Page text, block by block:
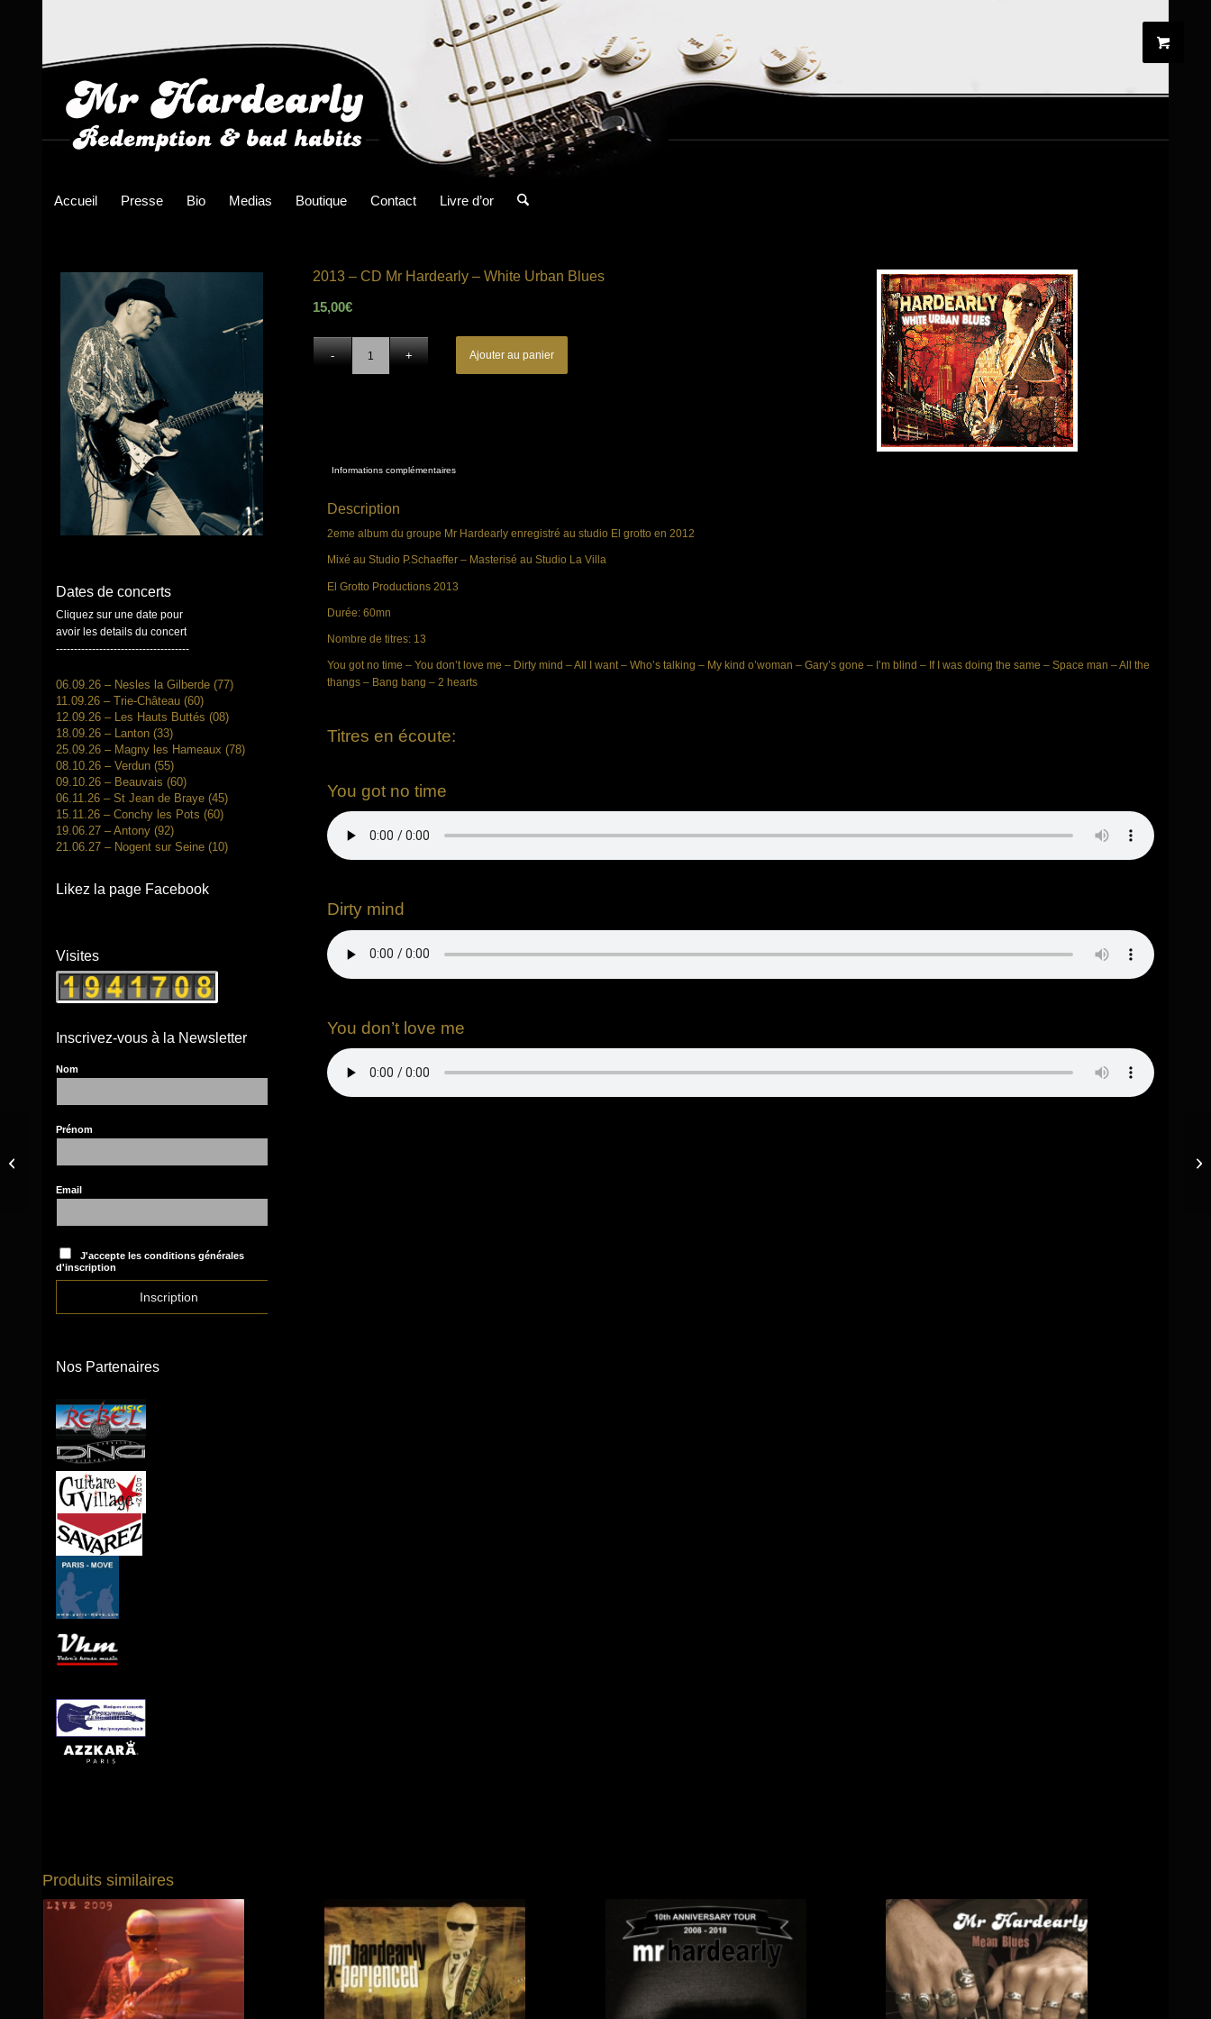
Accueil Presse Bio Medias Boutique Contact Livre d’or
Dates de concerts
Cliquez sur une date pour
avoir les details du concert
-------------------------------------
06.09.26 – Nesles la Gilberde (77)
11.09.26 – Trie-Château (60)
12.09.26 – Les Hauts Buttés (08)
18.09.26 – Lanton (33)
25.09.26 – Magny les Hameaux (78)
08.10.26 – Verdun (55)
09.10.26 – Beauvais (60)
06.11.26 – St Jean de Braye (45)
15.11.26 – Conchy les Pots (60)
19.06.27 – Antony (92)
21.06.27 – Nogent sur Seine (10)
Likez la page Facebook
Visites
Inscrivez-vous à la Newsletter
Nom
Prénom
Email
J'accepte les conditions générales
d'inscription
Nos Partenaires
2013 – CD Mr Hardearly – White Urban Blues
15,00€
Ajouter au panier
Informations complémentaires
Description
2eme album du groupe Mr Hardearly enregistré au studio El grotto en 2012
Mixé au Studio P.Schaeffer – Masterisé au Studio La Villa
El Grotto Productions 2013
Durée: 60mn
Nombre de titres: 13
You got no time – You don’t love me – Dirty mind – All I want – Who’s talking – My kind o’woman – Gary’s gone – I’m blind – If I was doing the same – Space man – All the
thangs – Bang bang – 2 hearts
Titres en écoute:
You got no time
Dirty mind
You don’t love me
Produits similaires
2010 – DVD Mr